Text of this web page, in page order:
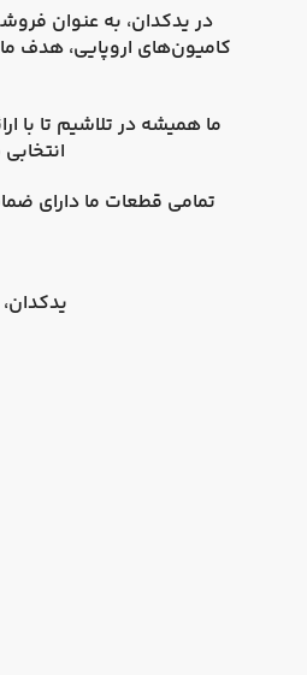
در یدکدان
کامیون‌های اروپایی، هدف
ما همیشه در تلاشیم تا با
تمامی قطعات ما دارای